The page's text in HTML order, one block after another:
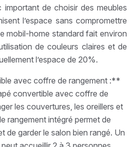
de choisir des meubles
l’espace sans compromettre
mobil-home standard fait environ
de couleurs claires et de
l’espace de 20%.
avec coffre de rangement :**
convertible avec coffre de
les couvertures, les oreillers et
rangement intégré permet de
de garder le salon bien rangé. Un